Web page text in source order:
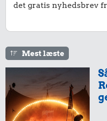
det gratis nyhedsbrev
Mest læste